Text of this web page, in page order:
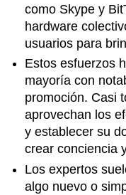
como Skype y
hardware
usuarios para
Estos esfuerzos
mayoría con
promoción. Casi
aprovechan los
y establecer su
crear conciencia
Los expertos
algo nuevo o